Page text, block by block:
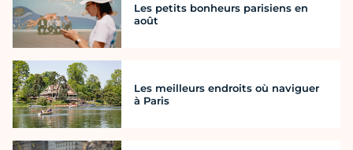
Les petits bonheurs parisiens en
août
Les meilleurs endroits où naviguer
à Paris